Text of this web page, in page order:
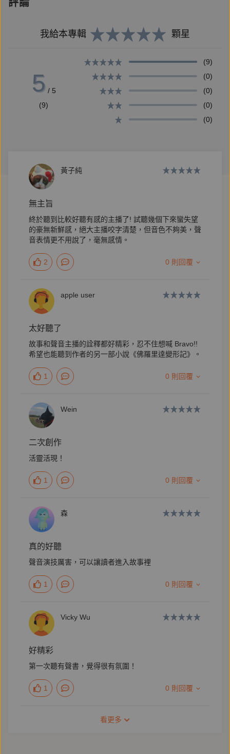
這么子逃到德國柏林，一心與家鄉割裂，卻意外殺了同
出獄之後，無處可去，只得返回永靖。這天，剛好是中
元節。
鬼門敞開，百鬼橫行，他的歸鄉，註定撞上來自過去的
爸媽大姊二姊三姊四姊五姊哥哥，還有陳天宏，陳家成
員輪番登場，
視角切換，光怪陸離的崩壞眾生相逐遭披露，
層層窺見家族的傷痕與醜陋、小鎮的祕密、時代的恐怖
與無情。
回到鬼地方的人怎麼面對難堪的過往？
一個小地方又怎麼會變成了鬼地方？
本書特色
★ 睽違十二年，陳思宏全新長篇小說作品
★ 陳思宏創作母題「永靖」復歸，刻劃時代對小人物
的輾壓，一探眾人心中的廢墟
作者簡介
陳思宏
1976年在彰化縣永靖鄉八德巷出生，農家的第九個孩
子。
輔大英文系、台大戲劇所畢業，曾獲林榮三短篇小說首
寫作者，有時是演員，有時是譯者，現居德國柏林。
出版作品：
體》
度》、《去過敏的三種方法》
｜Instagram
評論
我給本專輯 顆星
5 / 5
(9)
(9)
(0)
(0)
(0)
(0)
黃子純
無主旨
終於聽到比較好聽有感的主播了! 試聽幾個下來蠻失望
的豪無新鮮感，絕大主播咬字清楚，但音色不夠美，聲
音表情更不用說了，毫無感情。
2 0 則回覆
apple user
太好聽了
故事和聲音主播的詮釋都好精彩，忍不住想喊 Bravo!!
希望也能聽到作者的另一部小說《佛羅里達變形記》。
1 0 則回覆
Wein
二次創作
活靈活現！
1 0 則回覆
森
真的好聽
聲音演技厲害，可以讓讀者進入故事裡
1 0 則回覆
Vicky Wu
好精彩
第一次聽有聲書，覺得很有氛圍！
1 0 則回覆
看更多